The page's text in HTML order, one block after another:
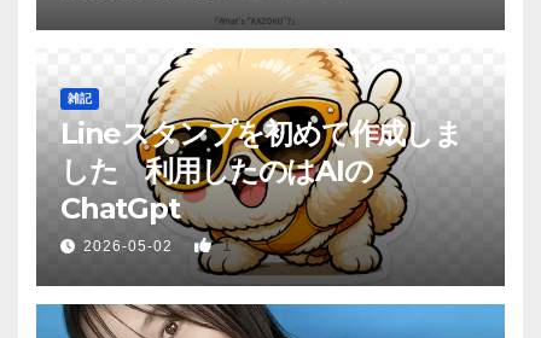
雑記
Lineスタンプを初めて作成しま
した 利用したのはAIの
ChatGpt
2026-05-02 1